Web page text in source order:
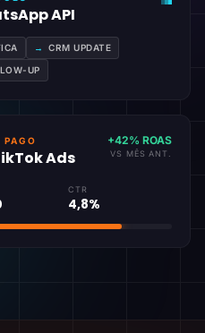
API
→ CRM UPDATE
UP
Ads
+42% ROAS
VS MÊS ANT.
CTR
4,8%